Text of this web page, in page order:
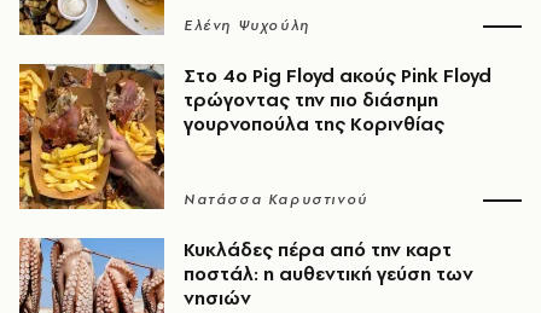
Ελένη Ψυχούλη
Στο 4ο Pig Floyd ακούς Pink Floyd
τρώγοντας την πιο διάσημη
γουρνοπούλα της Κορινθίας
Νατάσσα Καρυστινού
Κυκλάδες πέρα από την καρτ
ποστάλ: η αυθεντική γεύση των
νησιών